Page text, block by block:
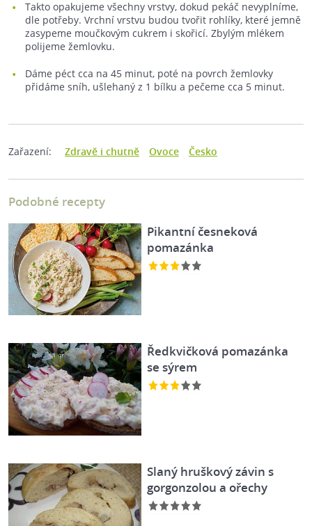
Takto opakujeme všechny vrstvy, dokud pekáč nevyplníme,
dle potřeby. Vrchní vrstvu budou tvořit rohlíky, které jemně
zasypeme moučkovým cukrem i skořicí. Zbylým mlékem
polijeme žemlovku.
Dáme péct cca na 45 minut, poté na povrch žemlovky
přidáme sníh, ušlehaný z 1 bílku a pečeme cca 5 minut.
Zařazení: Zdravě i chutně Ovoce Česko
Podobné recepty
Pikantní česneková
pomazánka
Ředkvičková pomazánka
se sýrem
Slaný hruškový závin s
gorgonzolou a ořechy